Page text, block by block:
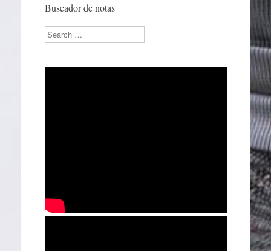
Buscador de notas
Search